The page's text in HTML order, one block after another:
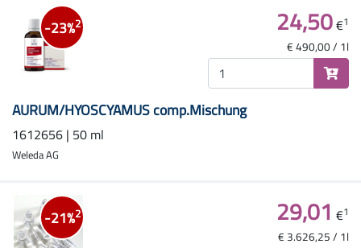
-23%2
AURUM/HYOSCYAMUS comp.Mischung
1612656 | 50 ml
Weleda AG
24,50€1
€ 490,00 / 1l
-21%2 29,01 €1
€ 3.626,25 / 1l